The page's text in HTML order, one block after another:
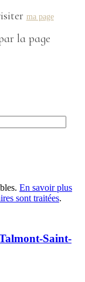
ma page
la page
En savoir plus
sont traitées.
Saint-